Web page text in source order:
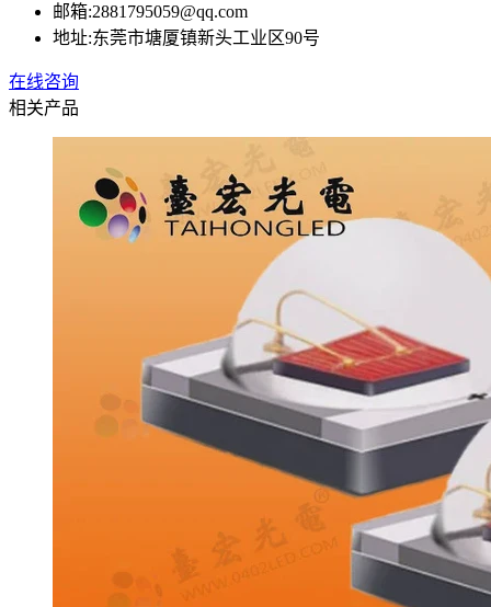
邮箱:2881795059@qq.com
地址:东莞市塘厦镇新头工业区90号
在线咨询
相关产品